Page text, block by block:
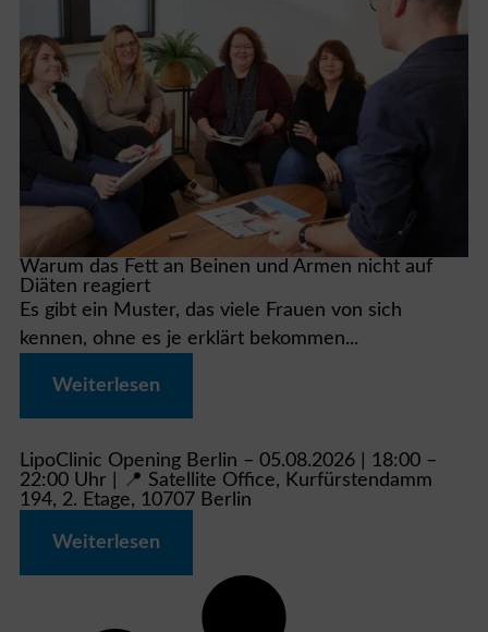
Warum das Fett an Beinen und Armen nicht auf
Diäten reagiert
Es gibt ein Muster, das viele Frauen von sich
kennen, ohne es je erklärt bekommen...
Weiterlesen
LipoClinic Opening Berlin – 05.08.2026 | 18:00 –
22:00 Uhr | 📍 Satellite Office, Kurfürstendamm
194, 2. Etage, 10707 Berlin
Weiterlesen